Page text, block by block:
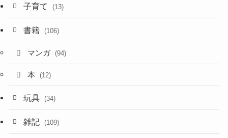
子育て (13)
書籍 (106)
マンガ (94)
本 (12)
玩具 (34)
雑記 (109)